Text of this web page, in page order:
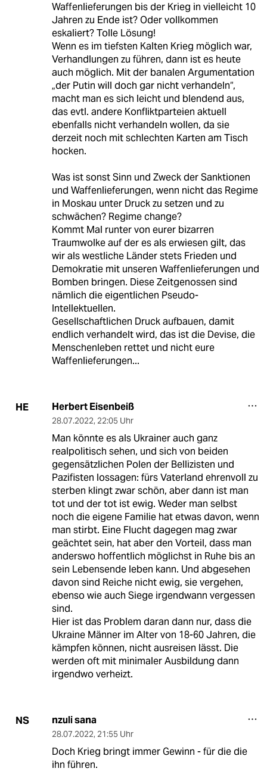
Waffenlieferungen bis der Krieg in vielleicht 10
Jahren zu Ende ist? Oder vollkommen
eskaliert? Tolle Lösung!
Wenn es im tiefsten Kalten Krieg möglich war,
Verhandlungen zu führen, dann ist es heute
auch möglich. Mit der banalen Argumentation
„der Putin will doch gar nicht verhandeln“,
macht man es sich leicht und blendend aus,
das evtl. andere Konfliktparteien aktuell
ebenfalls nicht verhandeln wollen, da sie
derzeit noch mit schlechten Karten am Tisch
hocken.
Was ist sonst Sinn und Zweck der Sanktionen
und Waffenlieferungen, wenn nicht das Regime
in Moskau unter Druck zu setzen und zu
schwächen? Regime change?
Kommt Mal runter von eurer bizarren
Traumwolke auf der es als erwiesen gilt, das
wir als westliche Länder stets Frieden und
Demokratie mit unseren Waffenlieferungen und
Bomben bringen. Diese Zeitgenossen sind
nämlich die eigentlichen Pseudo-
Intellektuellen.
Gesellschaftlichen Druck aufbauen, damit
endlich verhandelt wird, das ist die Devise, die
Menschenleben rettet und nicht eure
Waffenlieferungen...
HE Herbert Eisenbeiß
28.07.2022, 22:05 Uhr
Man könnte es als Ukrainer auch ganz
realpolitisch sehen, und sich von beiden
gegensätzlichen Polen der Bellizisten und
Pazifisten lossagen: fürs Vaterland ehrenvoll zu
sterben klingt zwar schön, aber dann ist man
tot und der tot ist ewig. Weder man selbst
noch die eigene Familie hat etwas davon, wenn
man stirbt. Eine Flucht dagegen mag zwar
geächtet sein, hat aber den Vorteil, dass man
anderswo hoffentlich möglichst in Ruhe bis an
sein Lebensende leben kann. Und abgesehen
davon sind Reiche nicht ewig, sie vergehen,
ebenso wie auch Siege irgendwann vergessen
sind.
Hier ist das Problem daran dann nur, dass die
Ukraine Männer im Alter von 18-60 Jahren, die
kämpfen können, nicht ausreisen lässt. Die
werden oft mit minimaler Ausbildung dann
irgendwo verheizt.
NS nzuli sana
28.07.2022, 21:55 Uhr
Doch Krieg bringt immer Gewinn - für die die
ihn führen.